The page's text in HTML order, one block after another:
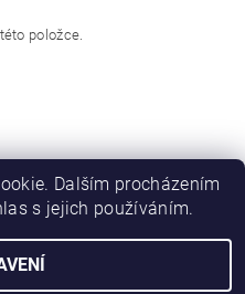
položce.
Dalším procházením
s jejich používáním.